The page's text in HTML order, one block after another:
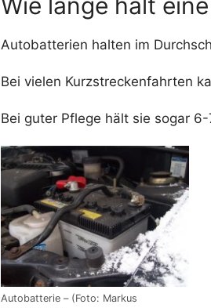
Autobatterien halten im
Bei vielen Kurzstreckenfahrten
Bei guter Pflege hält sie sogar
Autobatterie – (Foto: Markus